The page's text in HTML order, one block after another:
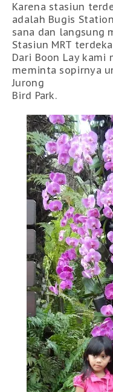
Karena stasiun
adalah Bugis
sana dan langsung
Stasiun MRT
Dari Boon Lay kami
meminta sopirnya
Jurong
Bird Park.